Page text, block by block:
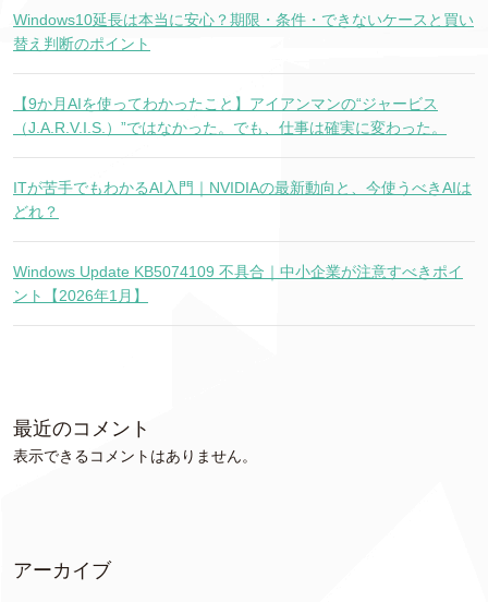
Windows10延長は本当に安心？期限・条件・できないケースと買い
替え判断のポイント
【9か月AIを使ってわかったこと】アイアンマンの“ジャービス
（J.A.R.V.I.S.）”ではなかった。でも、仕事は確実に変わった。
ITが苦手でもわかるAI入門｜NVIDIAの最新動向と、今使うべきAIは
どれ？
Windows Update KB5074109 不具合｜中小企業が注意すべきポイ
ント【2026年1月】
最近のコメント
表示できるコメントはありません。
アーカイブ